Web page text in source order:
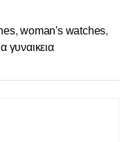
,woman's watches,
γυναικεια